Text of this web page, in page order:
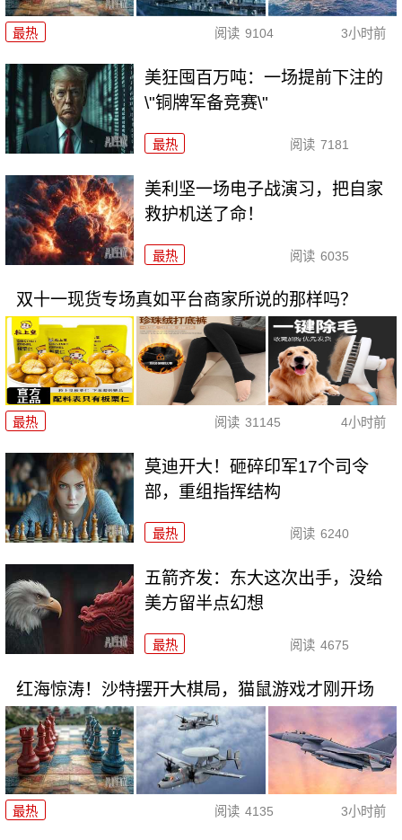
最热 阅读 9104 3小时前
美狂囤百万吨：一场提前下注的
\"铜牌军备竞赛\"
最热 阅读 7181
美利坚一场电子战演习，把自家
救护机送了命！
最热 阅读 6035
双十一现货专场真如平台商家所说的那样吗？
最热 阅读 31145 4小时前
莫迪开大！砸碎印军17个司令
部，重组指挥结构
最热 阅读 6240
五箭齐发：东大这次出手，没给
美方留半点幻想
最热 阅读 4675
红海惊涛！沙特摆开大棋局，猫鼠游戏才刚开场
最热 阅读 4135 3小时前